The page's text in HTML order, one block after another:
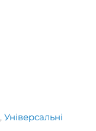
, Універсальні